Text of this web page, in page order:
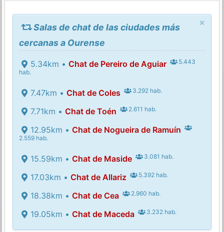
×
Salas de chat de las ciudades más
cercanas a Ourense
5.34km • Chat de Pereiro de Aguiar
5.443
hab.
7.47km • Chat de Coles 3.292 hab.
7.71km • Chat de Toén 2.611 hab.
12.95km • Chat de Nogueira de Ramuín
2.559 hab.
15.59km • Chat de Maside 3.081 hab.
17.03km • Chat de Allariz 5.392 hab.
18.38km • Chat de Cea 2.960 hab.
19.05km • Chat de Maceda 3.232 hab.